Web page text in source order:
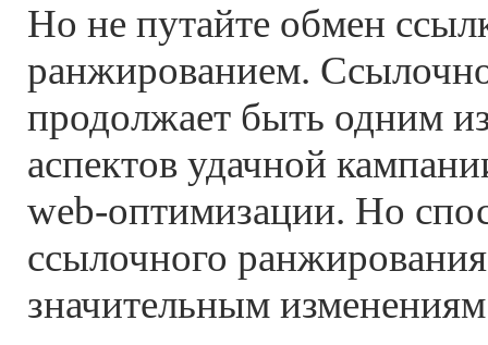
Но не путайте обмен
ранжированием.
продолжает быть одним
аспектов удачной
web-оптимизации. Но
ссылочного
значительным